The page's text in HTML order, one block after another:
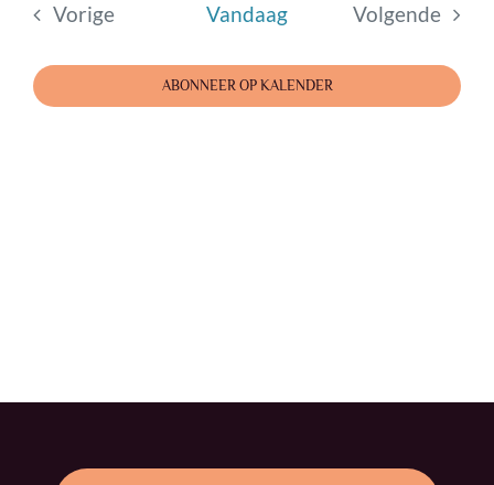
Vorige
Vandaag
Volgende
ABONNEER OP KALENDER